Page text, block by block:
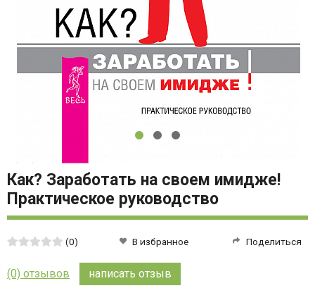
Как? Заработать на своем имидже!
Практическое руководство
Средняя
из
(0) В избранное Поделиться
(0) отзывов написать отзыв